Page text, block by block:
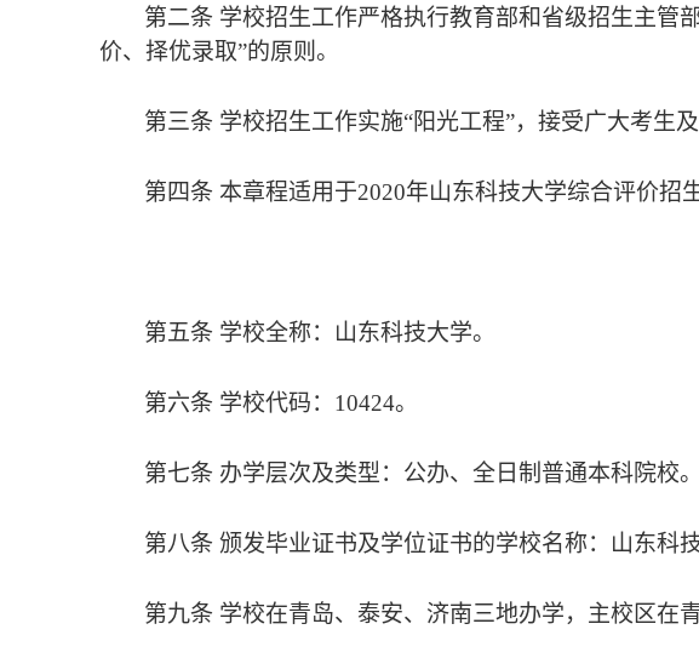
第二条 学校招生工作严格执行教育部和省级招生主管
价、择优录取”的原则。
第三条 学校招生工作实施“阳光工程”，接受广大考生
第四条 本章程适用于2020年山东科技大学综合评价招
第五条 学校全称：山东科技大学。
第六条 学校代码： 10424。
第七条 办学层次及类型：公办、全日制普通本科院校。
第八条 颁发毕业证书及学位证书的学校名称：山东科技
第九条 学校在青岛、泰安、济南三地办学，主校区在青